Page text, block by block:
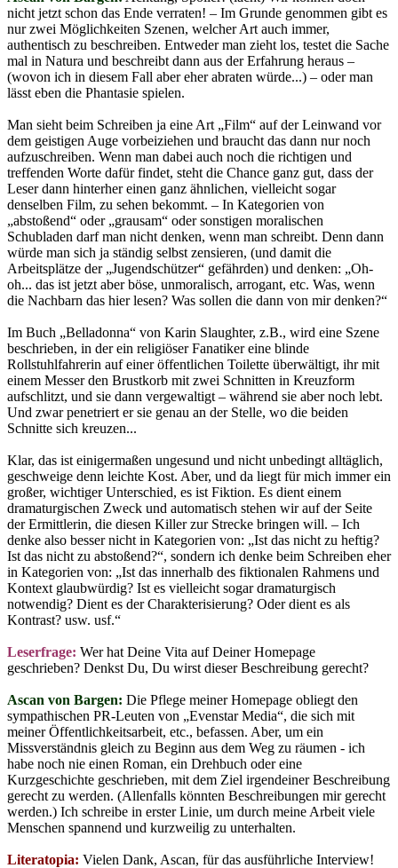
nicht jetzt schon das Ende verraten! – Im Grunde genommen gibt es
nur zwei Möglichkeiten Szenen, welcher Art auch immer,
authentisch zu beschreiben. Entweder man zieht los, testet die Sache
mal in Natura und beschreibt dann aus der Erfahrung heraus –
(wovon ich in diesem Fall aber eher abraten würde...) – oder man
lässt eben die Phantasie spielen.
Man sieht beim Schreiben ja eine Art „Film“ auf der Leinwand vor
dem geistigen Auge vorbeiziehen und braucht das dann nur noch
aufzuschreiben. Wenn man dabei auch noch die richtigen und
treffenden Worte dafür findet, steht die Chance ganz gut, dass der
Leser dann hinterher einen ganz ähnlichen, vielleicht sogar
denselben Film, zu sehen bekommt. – In Kategorien von
„abstoßend“ oder „grausam“ oder sonstigen moralischen
Schubladen darf man nicht denken, wenn man schreibt. Denn dann
würde man sich ja ständig selbst zensieren, (und damit die
Arbeitsplätze der „Jugendschützer“ gefährden) und denken: „Oh-
oh... das ist jetzt aber böse, unmoralisch, arrogant, etc. Was, wenn
die Nachbarn das hier lesen? Was sollen die dann von mir denken?“
Im Buch „Belladonna“ von Karin Slaughter, z.B., wird eine Szene
beschrieben, in der ein religiöser Fanatiker eine blinde
Rollstuhlfahrerin auf einer öffentlichen Toilette überwältigt, ihr mit
einem Messer den Brustkorb mit zwei Schnitten in Kreuzform
aufschlitzt, und sie dann vergewaltigt – während sie aber noch lebt.
Und zwar penetriert er sie genau an der Stelle, wo die beiden
Schnitte sich kreuzen...
Klar, das ist einigermaßen ungesund und nicht unbedingt alltäglich,
geschweige denn leichte Kost. Aber, und da liegt für mich immer ein
großer, wichtiger Unterschied, es ist Fiktion. Es dient einem
dramaturgischen Zweck und automatisch stehen wir auf der Seite
der Ermittlerin, die diesen Killer zur Strecke bringen will. – Ich
denke also besser nicht in Kategorien von: „Ist das nicht zu heftig?
Ist das nicht zu abstoßend?“, sondern ich denke beim Schreiben eher
in Kategorien von: „Ist das innerhalb des fiktionalen Rahmens und
Kontext glaubwürdig? Ist es vielleicht sogar dramaturgisch
notwendig? Dient es der Charakterisierung? Oder dient es als
Kontrast? usw. usf.“
Leserfrage: Wer hat Deine Vita auf Deiner Homepage
geschrieben? Denkst Du, Du wirst dieser Beschreibung gerecht?
Ascan von Bargen: Die Pflege meiner Homepage obliegt den
sympathischen PR-Leuten von „Evenstar Media“, die sich mit
meiner Öffentlichkeitsarbeit, etc., befassen. Aber, um ein
Missverständnis gleich zu Beginn aus dem Weg zu räumen - ich
habe noch nie einen Roman, ein Drehbuch oder eine
Kurzgeschichte geschrieben, mit dem Ziel irgendeiner Beschreibung
gerecht zu werden. (Allenfalls könnten Beschreibungen mir gerecht
werden.) Ich schreibe in erster Linie, um durch meine Arbeit viele
Menschen spannend und kurzweilig zu unterhalten.
Literatopia: Vielen Dank, Ascan, für das ausführliche Interview!